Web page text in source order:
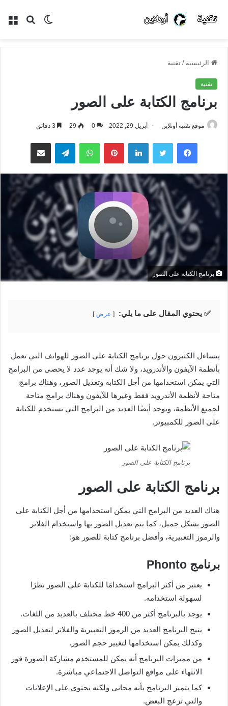
بحث الوضع
الرئيسية / تقنية
تقنية
برنامج الكتابة على الصور
موقع تقنية أونلاين أبريل 29, 2022 0
29
فيسبوك تويتر لينكدإن بينتيريستواتساب تيلقرام مشاركة عبر البريد
برنامج الكتابة على الصور
✅ يحتوي المقال على ما يلي: عرض
يتساءل الكثيرون حول برنامج الكتابة على الصور للهواتف التي تعمل
بأنظمة الآيفون والأندرويد، ولا شك أنه يوجد عدد لا يحصى من البرامج
التي يمكن استخدامها من أجل الكتابة وتعديل الصور، وهناك برامج
متاحة لأنظمة الأندرويد فقط وغيرها للآيفون وهناك برامج متاحة
لجميع الأنظمة، ويوجد أيضًا العديد من البرامج التي تستخدم للكتابة
على الصور للكمبيوتر.
برنامج الكتابة على الصور
برنامج الكتابة على الصور
هناك العديد من البرامج التي يمكن استخدامها من أجل الكتابة على
الصور بشكل جميل، كما يتم تعديل الصور بها واستخدام الفلاتر
والرموز التعبيرية، وأفضل برنامج كتابة للصور هو:
برنامج Phonto
يعتبر من أكثر البرامج استخدامًا للكتابة على الصور نظرًا
لسهولة استخدامه.
يوجد بالبرنامج أكثر من 400 خط مختلف بالعديد من اللغات.
يتيح البرنامج العديد من الرموز التعبيرية والفلاتر لتعديل الصور
وكذلك يمكن استخدامها لتغيير حجم الصور.
من مميزات البرنامج أنه يمكن للمستخدم مشاركة الصورة فور
الانتهاء على مواقع التواصل الاجتماعي مباشرة.
كما يتميز البرنامج بأنه مجاني ولكنه يحتوي على الإعلانات
والتي تزعج البعض.